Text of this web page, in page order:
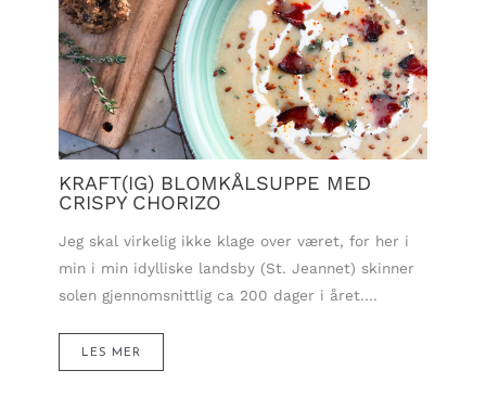
KRAFT(IG) BLOMKÅLSUPPE MED
CRISPY CHORIZO
Jeg skal virkelig ikke klage over været, for her i
min i min idylliske landsby (St. Jeannet) skinner
solen gjennomsnittlig ca 200 dager i året.…
LES MER